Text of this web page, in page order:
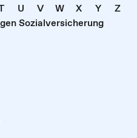
U V W X Y
Z
Sozialversicherung